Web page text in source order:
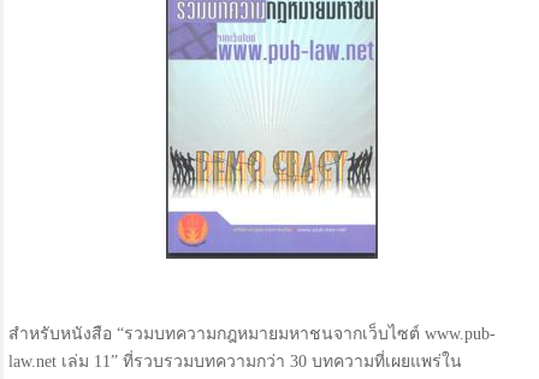
สำหรับหนังสือ “รวมบทความกฎหมายมหาชนจากเว็บไซต์ www.pub-
law.net เล่ม 11” ที่รวบรวมบทความกว่า 30 บทความที่เผยแพร่ใน